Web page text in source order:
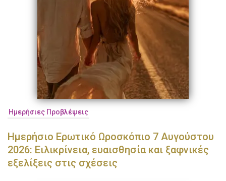
Ημερήσιες Προβλέψεις
Ημερήσιο Ερωτικό Ωροσκόπιο 7 Αυγούστου
2026: Ειλικρίνεια, ευαισθησία και ξαφνικές
εξελίξεις στις σχέσεις